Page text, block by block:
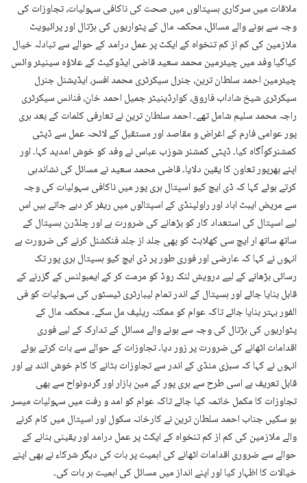
ملاقات میں سرکاری ہسپتالوں میں صحت کی ناکافی سہولیات، تجاوزات کی
وجہ سے ہونے والے مسائل، محکمہ مال کے پٹواریوں کی ہڑتال اور پرائیویٹ
ملازمین کی کم از کم تنخواہ کے ایکٹ پر عمل درامد کے حوالے سے تبادلہ خیال
کیاگیا وفد میں چیئرمین محمد سعید قاضی ایڈوکیٹ کے علاؤہ سینیئر وائس
چیئرمین احمد سلطان ترین، جنرل سیکرٹری محمد افسر، ایڈیشنل جنرل
سیکرٹری شیخ شاداب فاروق، کوارڈینیٹر جمیل احمد خان، فنانس سیکرٹری
راجہ محمد سلیم شامل تھے۔ احمد سلطان ترین نے تعارفی کلمات کے بعد ہری
پور عوامی فارم کے اغراض و مقاصد اور مستقبل کے لائحہ عمل سے ڈپٹی
کمشنرکوآگاہ کیا۔ ڈپٹی کمشنر شوزب عباس نے وفد کو خوش امدید کہا۔ اور
اپنے بھرپور تعاون کا یقین دلایا۔ قاضی محمد سعید نے مسائل کی نشاندہی
کرتے ہوئے کہا کہ ڈی ایچ کیو اسپتال ہری پور میں ناکافی سہولیات کی وجہ
سے مریض ایبٹ اباد اور راولپنڈی کے اسپتالوں میں ریفر کر دیے جاتے ہیں اس
لیے اسپتال کی استعداد کار کو بڑھانے کی ضرورت ہے اور چلڈرن ہسپتال کے
ساتھ ساتھ ار ایچ سی کھلابٹ کو بھی جلد از جلد فنکشنل کرنے کی ضرورت ہے
انہوں نے کہا کہ عارضی اور فوری طور پر ڈی ایچ کیو ہسپتال ہری پور تک
رسائی بڑھانے کے لیے درویش لنک روڈ کو مرمت کر کے ایمبولنس کے گزرنے کے
قابل بنایا جائے اور ہسپتال کے اندر تمام لیبارٹری ٹیسٹوں کی سہولیات کو فی
الفور بہتر بنایا جائے تاکہ عوام کو ممکنہ ریلیف مل سکے۔ محکمہ مال کے
پٹواریوں کی ہڑتال کی وجہ سے ہونے والے مسائل کے تدارک کے لیے فوری
اقدامات اٹھانے کی ضرورت پر زور دیا۔ تجاوزات کے حوالے سے بات کرتے ہوئے
انہوں نے کہا کہ سبزی منڈی کے اندر سے تجاوزات ہٹانے کا کام خوش ائند ہے اور
قابل تعریف ہے اسی طرح سے ہری پور کے مین بازار اور گردونواح سے بھی
تجاوزات کا مکمل خاتمہ کیا جائے تاکہ عوام کو امد و رفت میں سہولیات میسر
ہو سکیں جناب احمد سلطان ترین نے کارخانہ سکول اور اسپتال میں کام کرنے
والے ملازمین کی کم از کم تنخواہ کے ایکٹ پر عمل درامد اور یقینی بنانے کے
حوالے سے ضروری اقدامات اٹھانے کی اہمیت پر بات کی دیگر شرکاء نے بھی اپنے
خیالات کا اظہار کیا اور اپنے انداز میں مسائل کی اہمیت ہر بات کی۔